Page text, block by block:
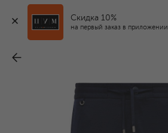
Скидка 10%
на первый заказ в приложении